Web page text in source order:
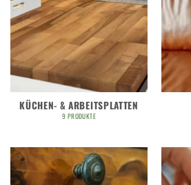
KÜCHEN- & ARBEITSPLATTEN
9 PRODUKTE